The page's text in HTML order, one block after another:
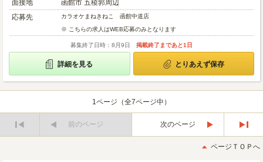
面接地
函館市 五稜郭周辺
応募先
カラオケまねきねこ 函館中道店
※ こちらの求人はWEB応募のみとなります
募集終了日時：8月9日 掲載終了まであと1日
詳細を見る とりあえず保存
1ページ（全7ページ中）
前のページ
次のページ
後
ページＴＯＰへ